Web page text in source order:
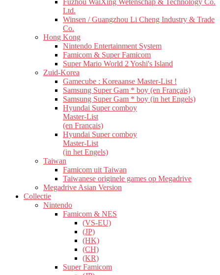
Fuzhou WaiXing Wetenschap & Technology Co.
Ltd.
Winsen / Guangzhou Li Cheng Industry & Trade
Co.
Hong Kong
Nintendo Entertainment System
Famicom & Super Famicom
Super Mario World 2 Yoshi's Island
Zuid-Korea
Gamecube : Koreaanse Master-List !
Samsung Super Gam * boy (en Français)
Samsung Super Gam * boy (in het Engels)
Hyundai Super comboy
Master-List
(en Français)
Hyundai Super comboy
Master-List
(in het Engels)
Taiwan
Famicom uit Taiwan
Taiwanese originele games op Megadrive
Megadrive Asian Version
Collectie
Nintendo
Famicom & NES
(VS-EU)
(JP)
(HK)
(CH)
(KR)
Super Famicom